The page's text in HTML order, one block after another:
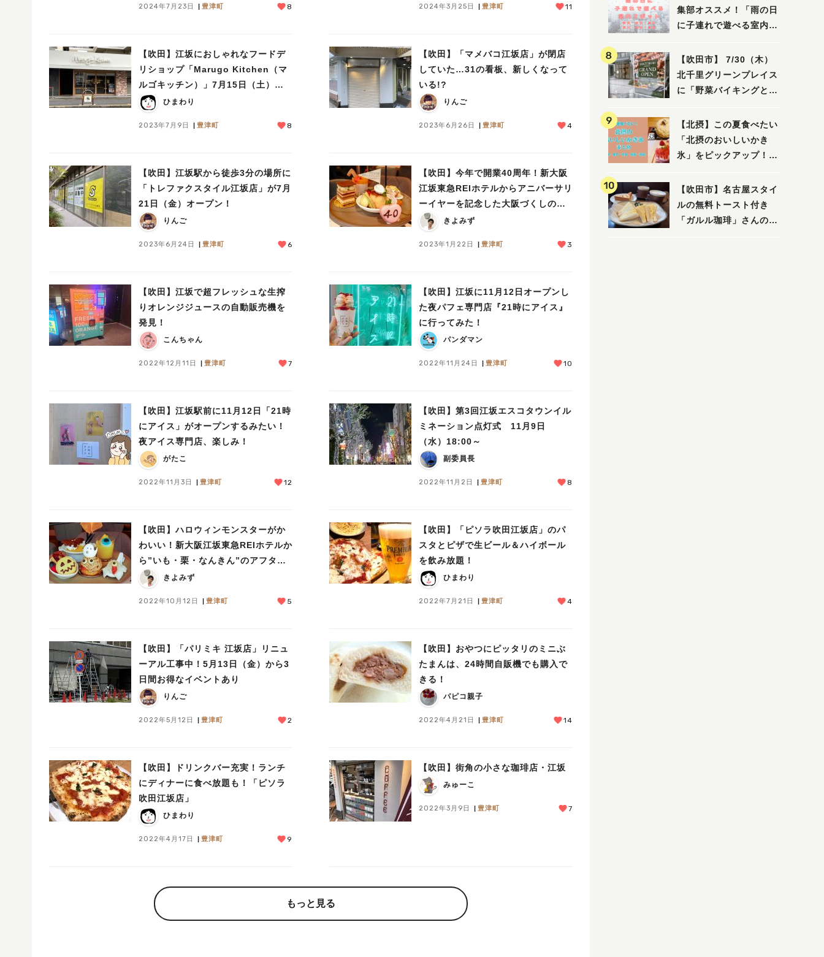
2024年7月23日 豊津町 8 2024年3月25日 豊津町 11
【吹田】江坂におしゃれなフードデ
リショップ「Marugo Kitchen（マ
ルゴキッチン）」7月15日（土）オ
ープンするみたい！
ひまわり
2023年7月9日 豊津町 8
【吹田】「マメバコ江坂店」が閉店
していた…31の看板、新しくなって
いる!?
りんご
2023年6月26日 豊津町 4
【吹田】江坂駅から徒歩3分の場所に
「トレファクスタイル江坂店」が7月
21日（金）オープン！
りんご
2023年6月24日 豊津町 6
【吹田】今年で開業40周年！新大阪
江坂東急REIホテルからアニバーサリ
ーイヤーを記念した大阪づくしのア
フタヌーンティーが登場！
きよみず
2023年1月22日 豊津町 3
【吹田】江坂で超フレッシュな生搾
りオレンジジュースの自動販売機を
発見！
こんちゃん
2022年12月11日 豊津町 7
【吹田】江坂に11月12日オープンし
た夜パフェ専門店『21時にアイス』
に行ってみた！
パンダマン
2022年11月24日 豊津町 10
【吹田】江坂駅前に11月12日「21時
にアイス」がオープンするみたい！
夜アイス専門店、楽しみ！
がたこ
2022年11月3日 豊津町 12
【吹田】第3回江坂エスコタウンイル
ミネーション点灯式 11月9日
（水）18:00～
副委員長
2022年11月2日 豊津町 8
【吹田】ハロウィンモンスターがか
わいい！新大阪江坂東急REIホテルか
ら”いも・栗・なんきん”のアフタヌ
ーンティーが登場！
きよみず
2022年10月12日 豊津町 5
【吹田】「ピソラ吹田江坂店」のパ
スタとピザで生ビール＆ハイボール
を飲み放題！
ひまわり
2022年7月21日 豊津町 4
【吹田】「パリミキ 江坂店」リニュ
ーアル工事中！5月13日（金）から3
日間お得なイベントあり
りんご
2022年5月12日 豊津町 2
【吹田】おやつにピッタリのミニぶ
たまんは、24時間自販機でも購入で
きる！
パピコ親子
2022年4月21日 豊津町 14
【吹田】ドリンクバー充実！ランチ
にディナーに食べ放題も！「ピソラ
吹田江坂店」
ひまわり
2022年4月17日 豊津町 9
【吹田】街角の小さな珈琲店・江坂
みゅーこ
2022年3月9日 豊津町 7
もっと見る
集部オススメ！「雨の日
に子連れで遊べる室内ス
箕面・吹田・豊中・茨
木・池田）
【吹田市】 7/30（木）
北千里グリーンプレイス
に「野菜バイキングと飲
里店」がオープン予定！
【北摂】この夏食べたい
「北摂のおいしいかき
氷」をピックアップ！
面・池田）
【吹田市】名古屋スタイ
ルの無料トースト付き
「ガルル珈琲」さんのお